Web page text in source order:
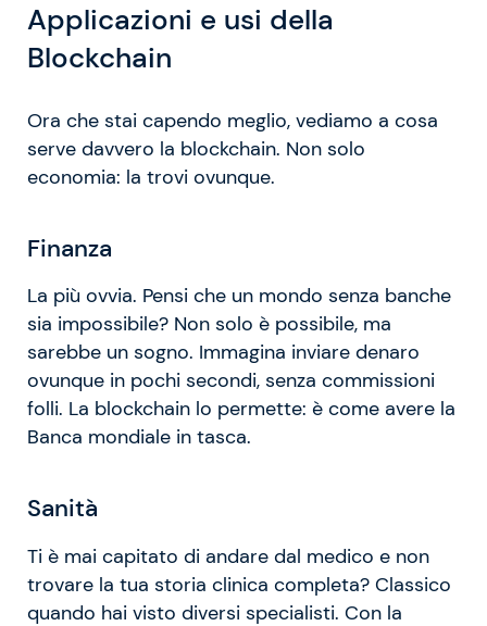
Applicazioni e usi della
Blockchain
Ora che stai capendo meglio, vediamo a cosa
serve davvero la blockchain. Non solo
economia: la trovi ovunque.
Finanza
La più ovvia. Pensi che un mondo senza banche
sia impossibile? Non solo è possibile, ma
sarebbe un sogno. Immagina inviare denaro
ovunque in pochi secondi, senza commissioni
folli. La blockchain lo permette: è come avere la
Banca mondiale in tasca.
Sanità
Ti è mai capitato di andare dal medico e non
trovare la tua storia clinica completa? Classico
quando hai visto diversi specialisti. Con la